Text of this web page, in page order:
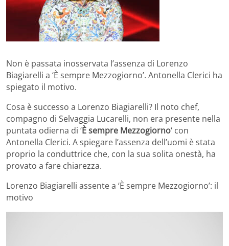
Non è passata inosservata l’assenza di Lorenzo
Biagiarelli a ‘È sempre Mezzogiorno’. Antonella Clerici ha
spiegato il motivo.
Cosa è successo a Lorenzo Biagiarelli? Il noto chef,
compagno di Selvaggia Lucarelli, non era presente nella
puntata odierna di ‘È sempre Mezzogiorno‘ con
Antonella Clerici. A spiegare l’assenza dell’uomi è stata
proprio la conduttrice che, con la sua solita onestà, ha
provato a fare chiarezza.
Lorenzo Biagiarelli assente a ‘È sempre Mezzogiorno’: il
motivo